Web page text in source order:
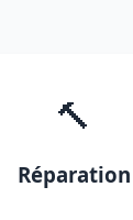
🔨
Réparation